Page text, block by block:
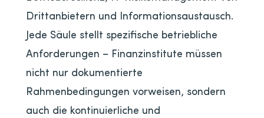
Drittanbietern und Informationsaustausch.
Jede Säule stellt spezifische betriebliche
Anforderungen – Finanzinstitute müssen
nicht nur dokumentierte
Rahmenbedingungen vorweisen, sondern
auch die kontinuierliche und